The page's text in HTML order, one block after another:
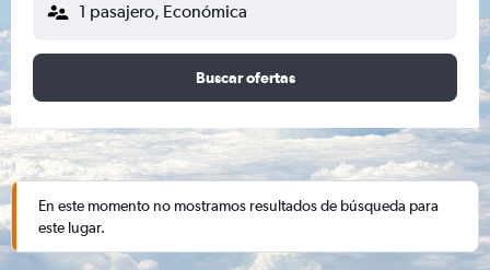
1 pasajero, Económica
Buscar ofertas
En este momento no mostramos resultados de búsqueda para
este lugar.